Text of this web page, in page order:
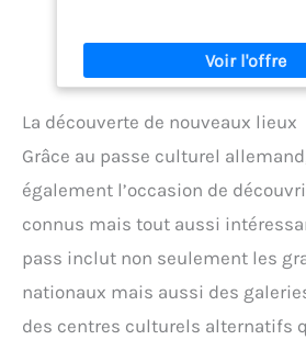
La découverte de nouveaux lieux
Grâce au passe culturel
également l’occasion de
connus mais tout aussi
pass inclut non seulement les
nationaux mais aussi des
des centres culturels alternatifs